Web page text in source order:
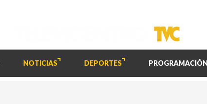
NOTICIAS DEPORTES PROGRAMACIÓN